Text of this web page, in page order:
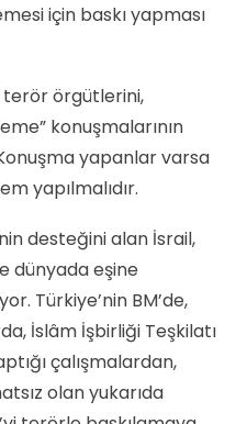
için baskı yapması
terör örgütlerini,
konuşmalarının
yapanlar varsa
yapılmalıdır.
desteğini alan İsrail,
dünyada eşine
Türkiye’nin BM’de,
İslâm İşbirliği Teşkilatı
çalışmalardan,
olan yukarıda